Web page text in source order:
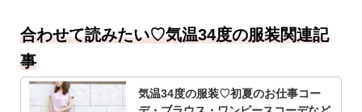
合わせて読みたい♡気温34度の服装関連記
事
気温34度の服装♡初夏のお仕事コー